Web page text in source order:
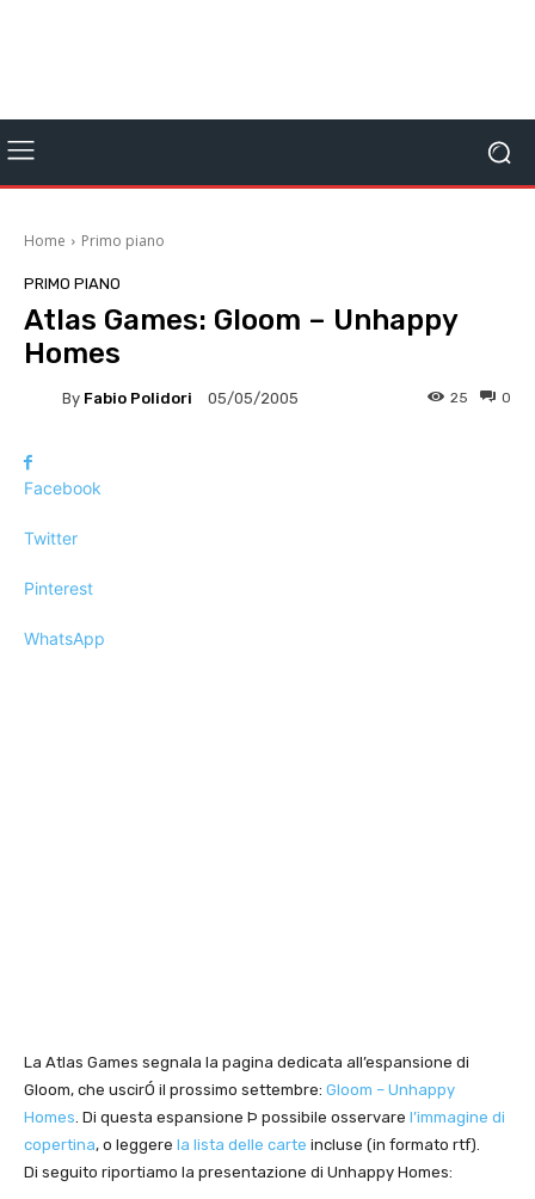
Home Primo piano
PRIMO PIANO
Atlas Games: Gloom – Unhappy
Homes
By Fabio Polidori 05/05/2005 0
25
Facebook
Twitter
Pinterest
WhatsApp
La Atlas Games segnala la pagina dedicata all’espansione di
Gloom, che uscirÓ il prossimo settembre: Gloom – Unhappy
Homes. Di questa espansione Þ possibile osservare l’immagine di
copertina, o leggere la lista delle carte incluse (in formato rtf).
Di seguito riportiamo la presentazione di Unhappy Homes: